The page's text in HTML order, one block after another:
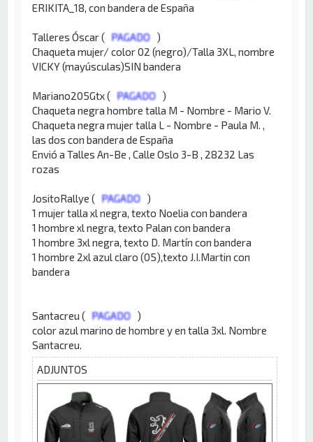
ERIKITA_18, con bandera de España
Talleres Óscar ( PAGADO )
Chaqueta mujer/ color 02 (negro)/Talla 3XL, nombre
VICKY (mayúsculas)SIN bandera
Mariano205Gtx ( PAGADO )
Chaqueta negra hombre talla M - Nombre - Mario V.
Chaqueta negra mujer talla L - Nombre - Paula M. ,
las dos con bandera de España
Envió a Talles An-Be , Calle Oslo 3-B , 28232 Las
rozas
JositoRallye ( PAGADO )
1 mujer talla xl negra, texto Noelia con bandera
1 hombre xl negra, texto Palan con bandera
1 hombre 3xl negra, texto D. Martín con bandera
1 hombre 2xl azul claro (05),texto J.I.Martin con
bandera
Santacreu ( PAGADO )
color azul marino de hombre y en talla 3xl. Nombre
Santacreu.
ADJUNTOS